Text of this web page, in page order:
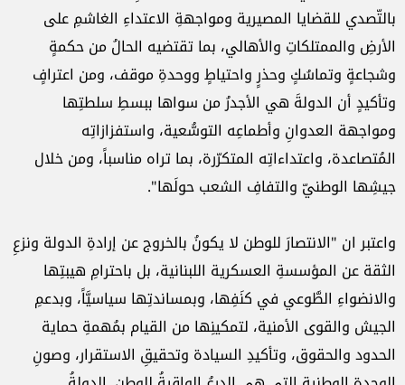
بالتّصدي للقضايا المصيرية ومواجهةِ الاعتداءِ الغاشمِ على
الأرضِ ‏والممتلكاتِ‎ ‎والأهالي، بما تقتضيه الحالُ من حكمةٍ
وشجاعةٍ وتماسُكٍ‎ ‎وحذرٍ واحتياطٍ ووحدةِ موقف، ومن اعترافٍ
‏وتأكيدٍ أن الدولةَ هي الأجدرُ من سواها ببسطِ سلطتِها
ومواجهة العدوانِ‎ ‎وأطماعِه التوسُّعية، واستفزازاتِه
‏المُتصاعدة، واعتداءاتِه المتكرّرة، بما تراه مناسباً، ومن خلال
جيشِها الوطنيّ والتفافِ الشعب حولَها".‏
واعتبر ان "الانتصارَ للوطن لا يكونُ بالخروج عن إرادةِ الدولة ونزعِ
الثقة عن المؤسسةِ العسكرية اللبنانية، بل باحترامِ ‏هيبتِها
والانضواءِ الطَّوعي في كنَفِها، وبمساندتِها سياسيَّاً، وبدعمِ
الجيش والقوى الأمنية، لتمكينِها من القيام بمُهمةِ ‏حماية
الحدود والحقوق، وتأكيدِ السيادة وتحقيقِ الاستقرار، وصونِ